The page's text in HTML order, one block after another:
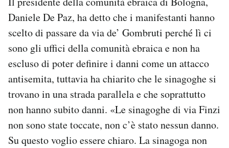
Daniele De Paz, ha detto che i manifestanti hanno
scelto di passare da via de’ Gombruti perché lì ci
sono gli uffici della comunità ebraica e non ha
escluso di poter definire i danni come un attacco
antisemita, tuttavia ha chiarito che le sinagoghe si
trovano in una strada parallela e che soprattutto
non hanno subito danni. «Le sinagoghe di via Finzi
non sono state toccate, non c’è stato nessun danno.
Su questo voglio essere chiaro. La sinagoga non